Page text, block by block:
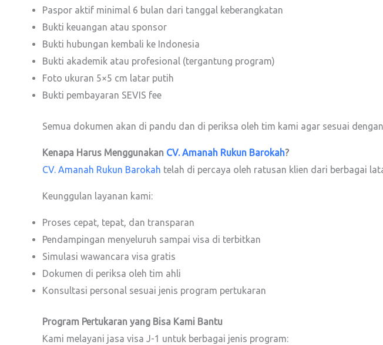
Paspor aktif minimal 6 bulan dari tanggal keberangkatan
Bukti keuangan atau sponsor
Bukti hubungan kembali ke Indonesia
Bukti akademik atau profesional (tergantung program)
Foto ukuran 5×5 cm latar putih
Bukti pembayaran SEVIS fee
Semua dokumen akan di pandu dan di periksa oleh tim kami agar sesuai
Kenapa Harus Menggunakan CV. Amanah Rukun Barokah?
CV. Amanah Rukun Barokah telah di percaya oleh ratusan klien dari berbagai
Keunggulan layanan kami:
Proses cepat, tepat, dan transparan
Pendampingan menyeluruh sampai visa di terbitkan
Simulasi wawancara visa gratis
Dokumen di periksa oleh tim ahli
Konsultasi personal sesuai jenis program pertukaran
Program Pertukaran yang Bisa Kami Bantu
Kami melayani jasa visa J-1 untuk berbagai jenis program: